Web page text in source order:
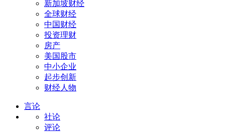
新加坡财经
全球财经
中国财经
投资理财
房产
美国股市
中小企业
起步创新
财经人物
言论
社论
评论